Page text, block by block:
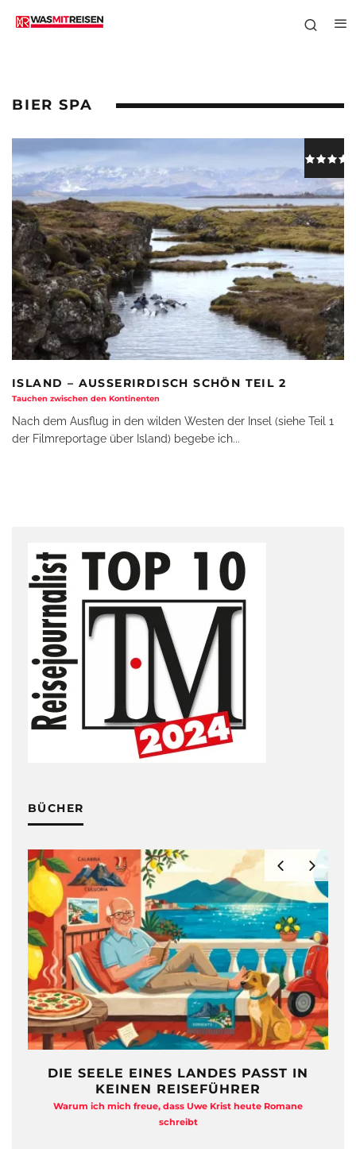
BIER SPA
ISLAND – AUSSERIRDISCH SCHÖN TEIL 2
Tauchen zwischen den Kontinenten
Nach dem Ausflug in den wilden Westen der Insel (siehe Teil 1
der Filmreportage über Island) begebe ich...
BÜCHER
DIE SEELE EINES LANDES PASST IN
KEINEN REISEFÜHRER
Warum ich mich freue, dass Uwe Krist heute Romane
schreibt